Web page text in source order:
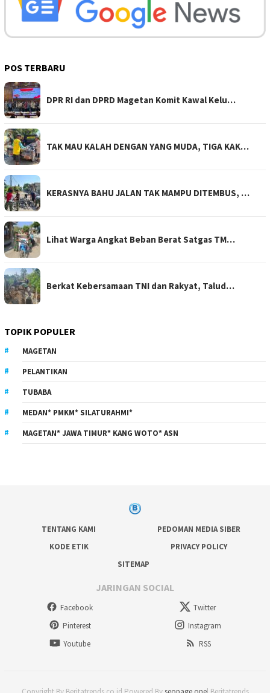
POS TERBARU
DPR RI dan DPRD Magetan Komit Kawal Kelu…
TAK MAU KALAH DENGAN YANG MUDA, TIGA KAK…
KERASNYA BAHU JALAN TAK MAMPU DITEMBUS, …
Lihat Warga Angkat Beban Berat Satgas TM…
Berkat Kebersamaan TNI dan Rakyat, Talud…
TOPIK POPULER
MAGETAN
PELANTIKAN
TUBABA
MEDAN* PMKM* SILATURAHMI*
MAGETAN* JAWA TIMUR* KANG WOTO* ASN
TENTANG KAMI
PEDOMAN MEDIA SIBER
KODE ETIK
PRIVACY POLICY
SITEMAP
JARINGAN SOCIAL
Facebook
Twitter
Pinterest
Instagram
Youtube
RSS